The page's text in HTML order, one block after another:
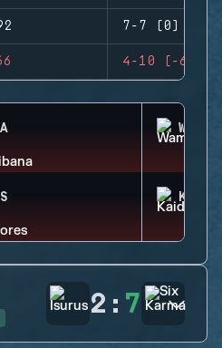
7-7 (0)
4-10 (-6)
WAMAI
KAID
2 : 7